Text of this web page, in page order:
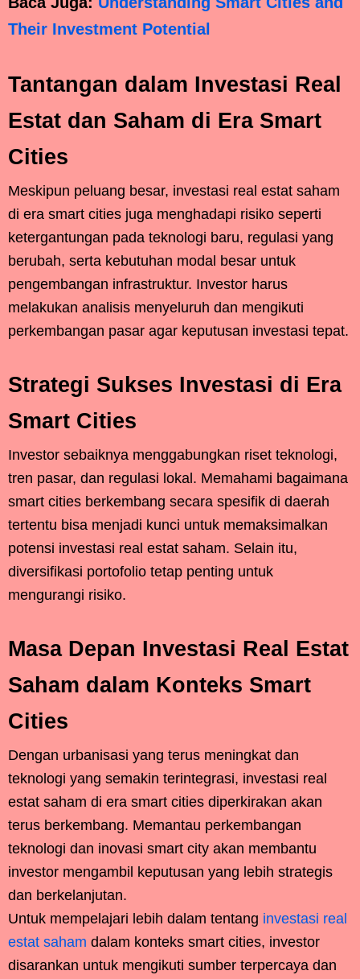
Their Investment Potential
Tantangan dalam Investasi Real
Estat dan Saham di Era Smart
Cities
Meskipun peluang besar, investasi real estat saham
di era smart cities juga menghadapi risiko seperti
ketergantungan pada teknologi baru, regulasi yang
berubah, serta kebutuhan modal besar untuk
pengembangan infrastruktur. Investor harus
melakukan analisis menyeluruh dan mengikuti
perkembangan pasar agar keputusan investasi tepat.
Strategi Sukses Investasi di Era
Smart Cities
Investor sebaiknya menggabungkan riset teknologi,
tren pasar, dan regulasi lokal. Memahami bagaimana
smart cities berkembang secara spesifik di daerah
tertentu bisa menjadi kunci untuk memaksimalkan
potensi investasi real estat saham. Selain itu,
diversifikasi portofolio tetap penting untuk
mengurangi risiko.
Masa Depan Investasi Real Estat
Saham dalam Konteks Smart
Cities
Dengan urbanisasi yang terus meningkat dan
teknologi yang semakin terintegrasi, investasi real
estat saham di era smart cities diperkirakan akan
terus berkembang. Memantau perkembangan
teknologi dan inovasi smart city akan membantu
investor mengambil keputusan yang lebih strategis
dan berkelanjutan.
Untuk mempelajari lebih dalam tentang investasi real
estat saham dalam konteks smart cities, investor
disarankan untuk mengikuti sumber terpercaya dan